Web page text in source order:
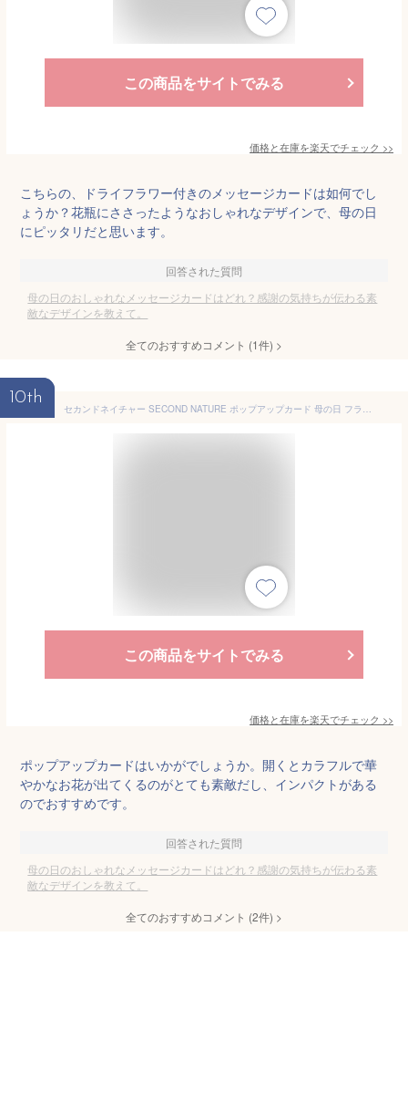
この商品をサイトでみる
価格と在庫を楽天でチェック >>
こちらの、ドライフラワー付きのメッセージカードは如何でし
ょうか？花瓶にささったようなおしゃれなデザインで、母の日
にピッタリだと思います。
回答された質問
母の日のおしゃれなメッセージカードはどれ？感謝の気持ちが伝わる素
敵なデザインを教えて。
全てのおすすめコメント (1件) >
10th
セカンドネイチャー SECOND NATURE ポップアップカード 母の日 フラワーズ MPOP012 花束 カラフル デイジー イベント おしゃれ かわいい 海外 3D メッセージカード 季節行事 絵葉書 グリーティングカード 記念日 ギフト 買い回り 買いまわり ポイント消化
この商品をサイトでみる
価格と在庫を楽天でチェック >>
ポップアップカードはいかがでしょうか。開くとカラフルで華
やかなお花が出てくるのがとても素敵だし、インパクトがある
のでおすすめです。
回答された質問
母の日のおしゃれなメッセージカードはどれ？感謝の気持ちが伝わる素
敵なデザインを教えて。
全てのおすすめコメント (2件) >